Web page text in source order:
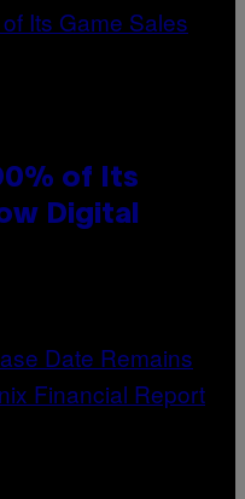
of Its
Digital